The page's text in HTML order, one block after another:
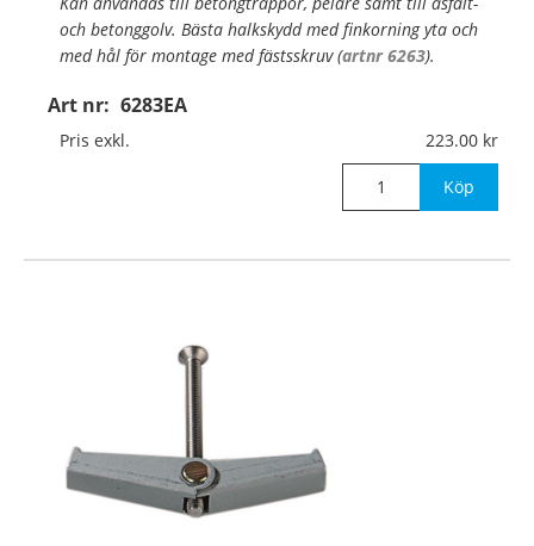
Art nr: 6283EA
och betonggolv. Bästa halkskydd med finkorning yta och
med hål för montage med fästsskruv (artnr 6263).
Material:Efterlysande aluminium, 1,5mm
…
Pris exkl. 223.00
Köp